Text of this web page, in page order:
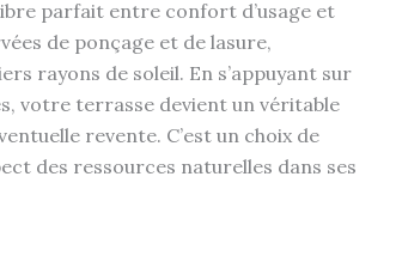
parfait entre confort d’usage et
de ponçage et de lasure,
rayons de soleil. En s’appuyant sur
votre terrasse devient un véritable
revente. C’est un choix de
des ressources naturelles dans ses